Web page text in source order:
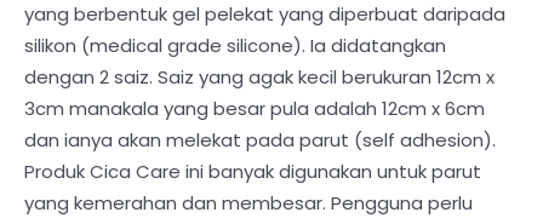
yang berbentuk gel pelekat yang diperbuat daripada
silikon (medical grade silicone). Ia didatangkan
dengan 2 saiz. Saiz yang agak kecil berukuran 12cm x
3cm manakala yang besar pula adalah 12cm x 6cm
dan ianya akan melekat pada parut (self adhesion).
Produk Cica Care ini banyak digunakan untuk parut
yang kemerahan dan membesar. Pengguna perlu